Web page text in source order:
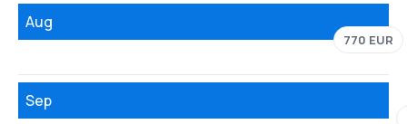
Aug
770 EUR
Sep